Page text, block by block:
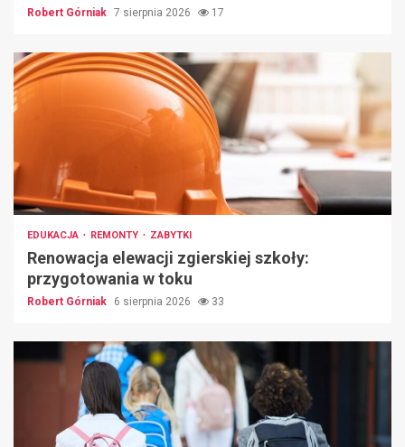
Robert Górniak 7 sierpnia 2026 17
EDUKACJA REMONTY ZABYTKI
Renowacja elewacji zgierskiej szkoły:
przygotowania w toku
Robert Górniak 6 sierpnia 2026 33